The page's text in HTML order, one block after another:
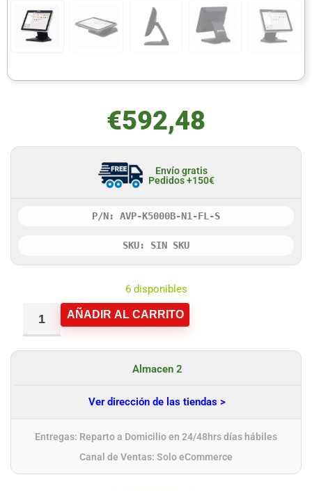
€592,48
Envío gratis
Pedidos +150€
P/N: AVP-K5000B-N1-FL-S
SKU: SIN SKU
6 disponibles
AÑADIR AL CARRITO
Almacen 2
Ver dirección de las tiendas >
Entregas: Reparto a Domicilio en 24/48hrs días hábiles
Canal de Ventas: Solo eCommerce